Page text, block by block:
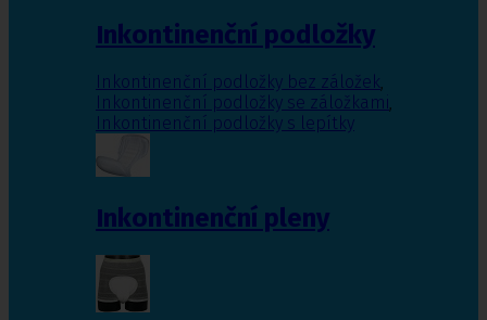
Inkontinenční podložky
Inkontinenční podložky bez záložek,
Inkontinenční podložky se záložkami,
Inkontinenční podložky s lepítky
Inkontinenční pleny